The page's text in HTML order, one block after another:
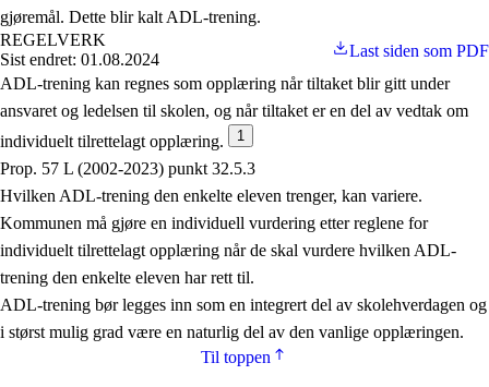
gjøremål. Dette blir kalt ADL-trening.
REGELVERK
Sist endret: 01.08.2024
Last siden som PDF
ADL-trening kan regnes som opplæring når tiltaket blir gitt under
ansvaret og ledelsen til skolen, og når tiltaket er en del av vedtak om
individuelt tilrettelagt opplæring.
1
Prop. 57 L (2002-2023) punkt 32.5.3
Hvilken ADL-trening den enkelte eleven trenger, kan variere.
Kommunen må gjøre en individuell vurdering etter reglene for
individuelt tilrettelagt opplæring når de skal vurdere hvilken ADL-
trening den enkelte eleven har rett til.
ADL-trening bør legges inn som en integrert del av skolehverdagen og
i størst mulig grad være en naturlig del av den vanlige opplæringen.
Til toppen